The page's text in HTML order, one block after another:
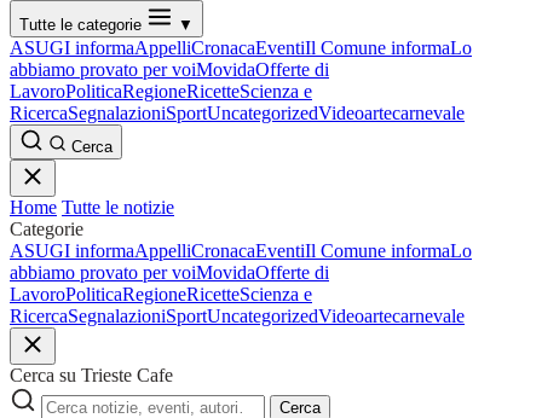
Tutte le categorie ▼
ASUGI informaAppelliCronacaEventiIl Comune informaLo
abbiamo provato per voiMovidaOfferte di
LavoroPoliticaRegioneRicetteScienza e
RicercaSegnalazioniSportUncategorizedVideoartecarnevale
Cerca
Home Tutte le notizie
Categorie
ASUGI informaAppelliCronacaEventiIl Comune informaLo
abbiamo provato per voiMovidaOfferte di
LavoroPoliticaRegioneRicetteScienza e
RicercaSegnalazioniSportUncategorizedVideoartecarnevale
Cerca su Trieste Cafe
Cerca